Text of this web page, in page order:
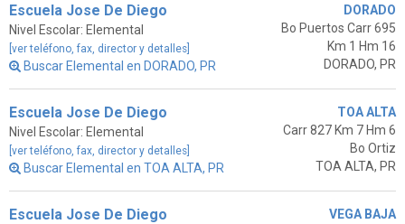
Escuela Jose De Diego
Nivel Escolar: Elemental
[ver teléfono, fax, director y detalles]
Buscar Elemental en DORADO, PR
DORADO
Bo Puertos Carr 695
Km 1 Hm 16
DORADO, PR
Escuela Jose De Diego
Nivel Escolar: Elemental
[ver teléfono, fax, director y detalles]
Buscar Elemental en TOA ALTA, PR
TOA ALTA
Carr 827 Km 7 Hm 6
Bo Ortiz
TOA ALTA, PR
Escuela Jose De Diego
VEGA BAJA